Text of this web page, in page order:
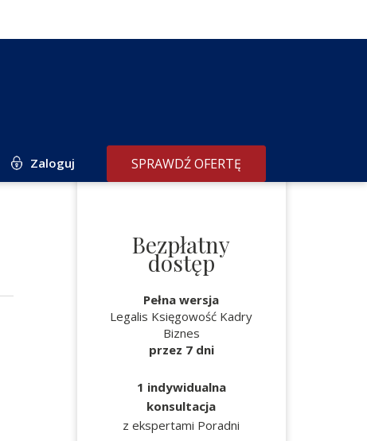
Zaloguj SPRAWDŹ OFERTĘ
Bezpłatny
dostęp
Pełna wersja
Legalis Księgowość Kadry
Biznes
przez 7 dni
1 indywidualna
konsultacja
z ekspertami Poradni